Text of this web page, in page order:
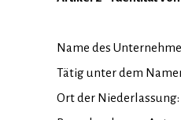
Name des
Tätig unter dem
Ort der